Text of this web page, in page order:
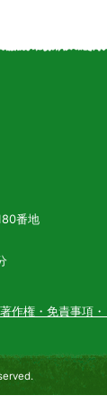
番地
著作権・免責事項・